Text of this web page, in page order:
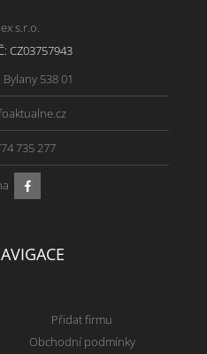
s.r.o.
CZ03757943
538 01
735 277
Přidat firmu
Obchodní podmínky